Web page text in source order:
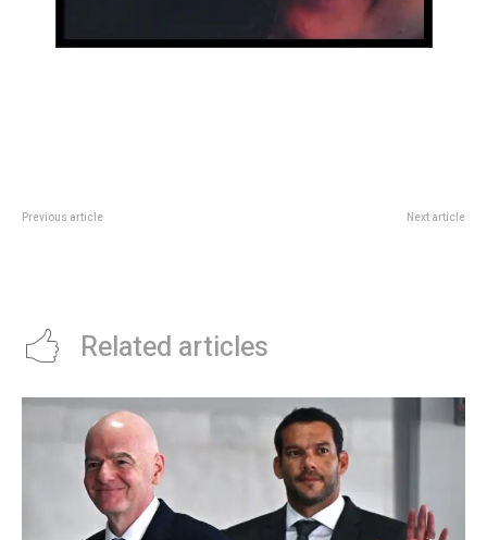
Previous article Next article
Related articles